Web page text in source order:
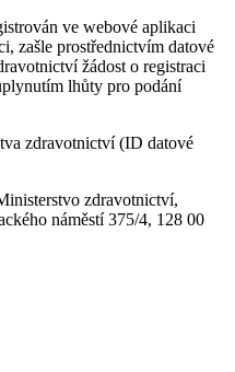
ve webové aplikaci
zašle prostřednictvím datové
žádost o registraci
lhůty pro podání
zdravotnictví (ID datové
zdravotnictví,
náměstí 375/4, 128 00